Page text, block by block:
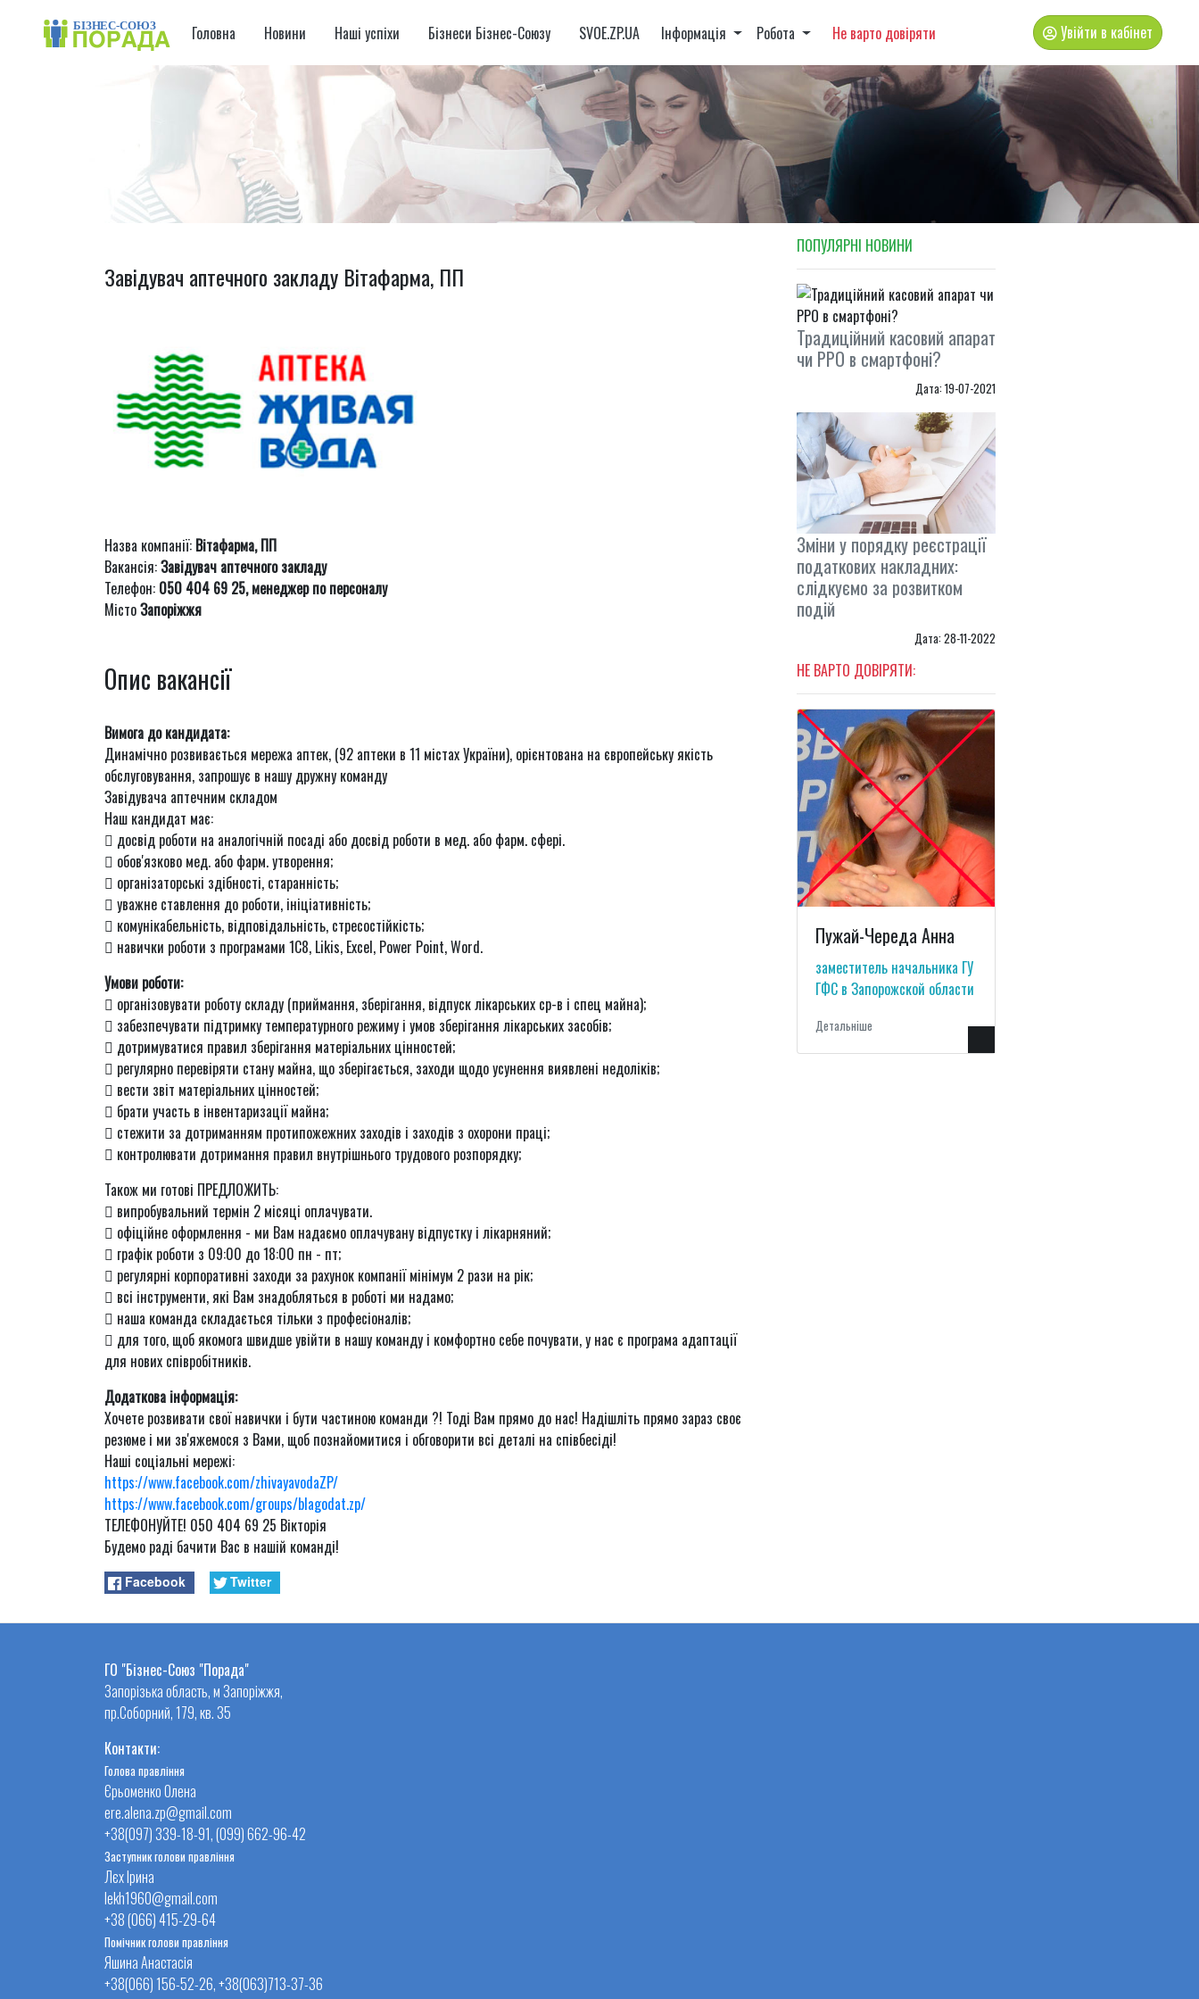
Головна Новини Наші успіхи Бізнеси Бізнес-Союзу SVOE.ZP.UA Інформація Робота Не варто довіряти Увійти в кабінет
Завідувач аптечного закладу Вітафарма, ПП
Назва компанії: Вітафарма, ПП
Вакансія:Завідувач аптечного закладу
Телефон: 050 404 69 25, менеджер по персоналу
МістоЗапоріжжя
Опис вакансії
Вимога до кандидата:
Динамічно розвивається мережа аптек, (92 аптеки в 11 містах України), орієнтована на європейську якість
обслуговування, запрошує в нашу дружну команду
Завідувача аптечним складом
Наш кандидат має:
 досвід роботи на аналогічній посаді або досвід роботи в мед. або фарм. сфері.
 обов'язково мед. або фарм. утворення;
 організаторські здібності, старанність;
 уважне ставлення до роботи, ініціативність;
 комунікабельність, відповідальність, стресостійкість;
 навички роботи з програмами 1С8, Likis, Excel, Power Point, Word.
Умови роботи:
 організовувати роботу складу (приймання, зберігання, відпуск лікарських ср-в і спец майна);
 забезпечувати підтримку температурного режиму і умов зберігання лікарських засобів;
 дотримуватися правил зберігання матеріальних цінностей;
 регулярно перевіряти стану майна, що зберігається, заходи щодо усунення виявлені недоліків;
 вести звіт матеріальних цінностей;
 брати участь в інвентаризації майна;
 стежити за дотриманням протипожежних заходів і заходів з охорони праці;
 контролювати дотримання правил внутрішнього трудового розпорядку;
Також ми готові ПРЕДЛОЖИТЬ:
 випробувальний термін 2 місяці оплачувати.
 офіційне оформлення - ми Вам надаємо оплачувану відпустку і лікарняний;
 графік роботи з 09:00 до 18:00 пн - пт;
 регулярні корпоративні заходи за рахунок компанії мінімум 2 рази на рік;
 всі інструменти, які Вам знадобляться в роботі ми надамо;
 наша команда складається тільки з професіоналів;
 для того, щоб якомога швидше увійти в нашу команду і комфортно себе почувати, у нас є програма адаптації
для нових співробітників.
Додаткова інформація:
Хочете розвивати свої навички і бути частиною команди ?! Тоді Вам прямо до нас! Надішліть прямо зараз своє
резюме і ми зв'яжемося з Вами, щоб познайомитися і обговорити всі деталі на співбесіді!
Наші соціальні мережі:
https://www.facebook.com/zhivayavodaZP/
https://www.facebook.com/groups/blagodat.zp/
ТЕЛЕФОНУЙТЕ! 050 404 69 25 Вікторія
Будемо раді бачити Вас в нашій команді!
Facebook Twitter
ПОПУЛЯРНI НОВИНИ
Традиційний касовий апарат
чи РРО в смартфоні?
Дата: 19-07-2021
Зміни у порядку реєстрації
податкових накладних:
слідкуємо за розвитком
подій
Дата: 28-11-2022
НЕ ВАРТО ДОВІРЯТИ:
Пужай-Череда Анна
заместитель начальника ГУ
ГФС в Запорожской области
Детальнiше
ГО "Бізнес-Союз "Порада"
Запорізька область, м Запоріжжя,
пр.Соборний, 179, кв. 35
Контакти:
Голова правління
Єрьоменко Олена
ere.alena.zp@gmail.com
+38(097) 339-18-91, (099) 662-96-42
Заступник голови правління
Лєх Ірина
lekh1960@gmail.com
+38 (066) 415-29-64
Помічник голови правління
Яшина Анастасія
+38(066) 156-52-26, +38(063)713-37-36